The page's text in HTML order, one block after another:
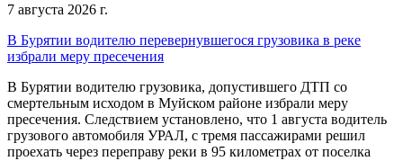
7 августа 2026 г.
В Бурятии водителю перевернувшегося грузовика в реке
избрали меру пресечения
В Бурятии водителю грузовика, допустившего ДТП со
смертельным исходом в Муйском районе избрали меру
пресечения. Следствием установлено, что 1 августа водитель
грузового автомобиля УРАЛ, с тремя пассажирами решил
проехать через переправу реки в 95 километрах от поселка